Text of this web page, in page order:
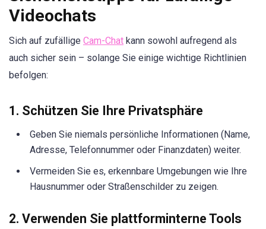
Videochats
Sich auf zufällige Cam-Chat kann sowohl aufregend als
auch sicher sein – solange Sie einige wichtige Richtlinien
befolgen:
1. Schützen Sie Ihre Privatsphäre
Geben Sie niemals persönliche Informationen (Name,
Adresse, Telefonnummer oder Finanzdaten) weiter.
Vermeiden Sie es, erkennbare Umgebungen wie Ihre
Hausnummer oder Straßenschilder zu zeigen.
2. Verwenden Sie plattforminterne Tools